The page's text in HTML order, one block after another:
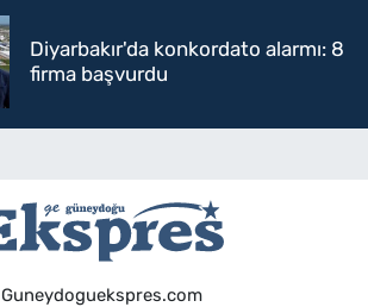
Diyarbakır'da konkordato alarmı: 8
firma başvurdu
Guneydoguekspres.com